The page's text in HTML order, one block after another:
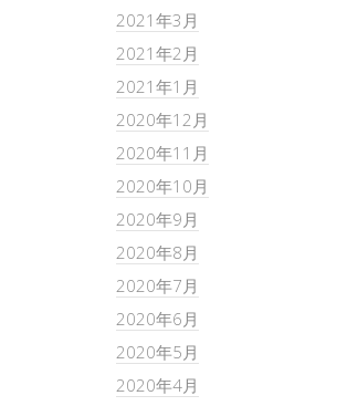
2021年3月
2021年2月
2021年1月
2020年12月
2020年11月
2020年10月
2020年9月
2020年8月
2020年7月
2020年6月
2020年5月
2020年4月